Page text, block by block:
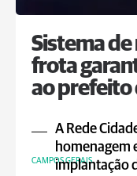
Sistema
frota
ao prefeito
A Rede
homenagem
implantação
CAMPOS GERAIS